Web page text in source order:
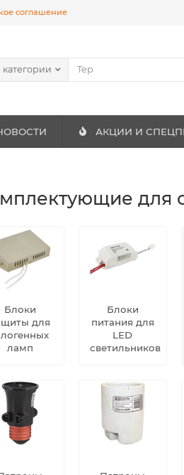
соглашение
категории
АКЦИИ И
для
Блоки
для
ламп
Блоки
питания для
LED
светильников